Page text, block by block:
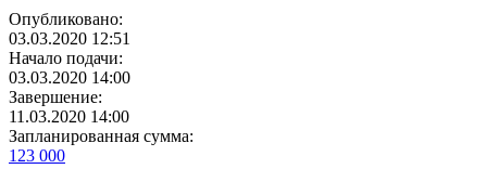
Опубликовано:
03.03.2020 12:51
Начало подачи:
03.03.2020 14:00
Завершение:
11.03.2020 14:00
Запланированная сумма:
123 000